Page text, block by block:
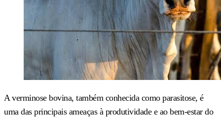
A verminose bovina, também conhecida como parasitose, é
uma das principais ameaças à produtividade e ao bem-estar do